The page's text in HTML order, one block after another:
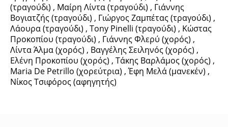
(τραγούδι) , Μαίρη Λίντα (τραγούδι) , Γιάννης
Βογιατζής (τραγούδι) , Γιώργος Ζαμπέτας (τραγούδι) ,
Λάουρα (τραγούδι) , Tony Pinelli (τραγούδι) , Κώστας
Προκοπίου (τραγούδι) , Γιάννης Φλερύ (χορός) ,
Λίντα Άλμα (χορός) , Βαγγέλης Σειληνός (χορός) ,
Ελένη Προκοπίου (χορός) , Τάκης Βαρλάμος (χορός) ,
Maria De Petrillo (χορεύτρια) , Έφη Μελά (μανεκέν) ,
Νίκος Τσιφόρος (αφηγητής)